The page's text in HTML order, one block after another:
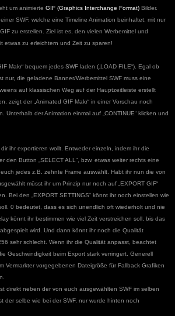
um animierte GIF (Graphics Interchange Format) Bilder.
SWF, welche eine Timeline Animation beinhaltet, mit nur
zu erstellen. Ziel ist es, den vielen Werbemittel und
etwas zu erleichtern und Zeit zu sparen!
Makr“ bequem jedes SWF laden („LOAD FILE“). Egal ob
nur, die geladene Banner/Werbemittel SWF muss eine
auf klassischen Weg auf der Hauptzeitleiste erstellt
zeigt der „Animated GIF Makr“ in einer Vorschau noch
Unterhalb der Animation einmal auf „CONTINUE“ klicken und
ihr exportieren wollt. Entweder einzeln, indem ihr die
den Button „SELECT ALL“, bzw. etwas weiter rechts eine
jedes z.B. zehnte Frame auswählt. Habt ihr nun die von
müsst ihr um Prinzip nur noch auf „EXPORT GIF“
Bei den „EXPORT SETTINGS“ könnt ihr noch einstellen wie
0 bedeutet, dass es sich unendlich oft wiederholt und nie
könnt ihr bestimmen wie viel Zeit verstreichen soll, bis das
wird. Und dann könnt ihr noch die Qualität
sehr schlecht. Wenn ihr die Qualität anpasst, beachtet
Geschwindigkeit beim Export stark verringert. Generell
Vermarkter vorgegebenen Dateigröße für Fallback Grafiken
direkt neben der von euch ausgewählten SWF im selben
der selbe wie bei der SWF, nur wurde hinten noch